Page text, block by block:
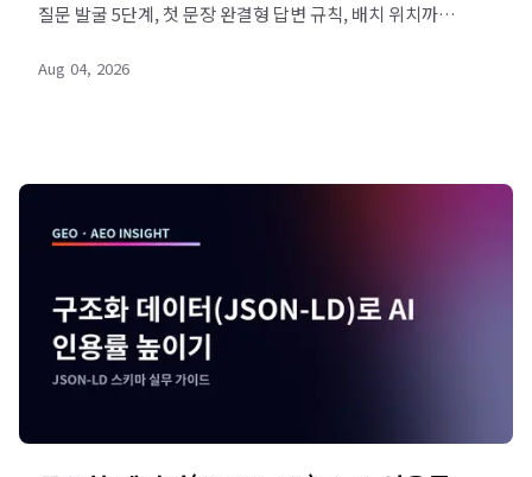
질문 발굴 5단계, 첫 문장 완결형 답변 규칙, 배치 위치까지
확인하세요.
Aug 04, 2026